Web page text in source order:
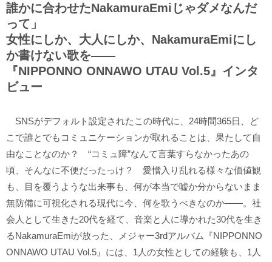
誰かに合わせたNakamuraEmiじゃダメなんだ
って」
女性にしか、大人にしか、NakamuraEmiにし
か書けない歌を――
『NIPPONNO ONNAWO UTAU Vol.5』インタ
ビュー
SNSがデフォルト設定されたこの時代に、24時間365日、ど
こで誰とでもコミュニケーションが取れることは、果たして自
由なことなのか？ “コミュ障”なんて言葉すらなかったあの
頃、そんなに不便だったっけ？ 愛憎入り乱れる様々な価値観
も、目を覆うような出来事も、何が本当で嘘か分からないまま
無防備に可視化される現代に今、何を歌うべきなのか――。社
会人として生きた20代を経て、音楽と人に導かれた30代を生き
るNakamuraEmiが放った、メジャー3rdアルバム『NIPPONNO
ONNAWO UTAU Vol.5』には、1人の女性としての経験も、1人